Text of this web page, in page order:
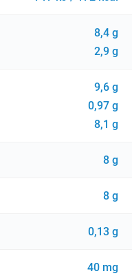
8,4 g
2,9 g
9,6 g
0,97 g
8,1 g
8 g
8 g
0,13 g
40 mg